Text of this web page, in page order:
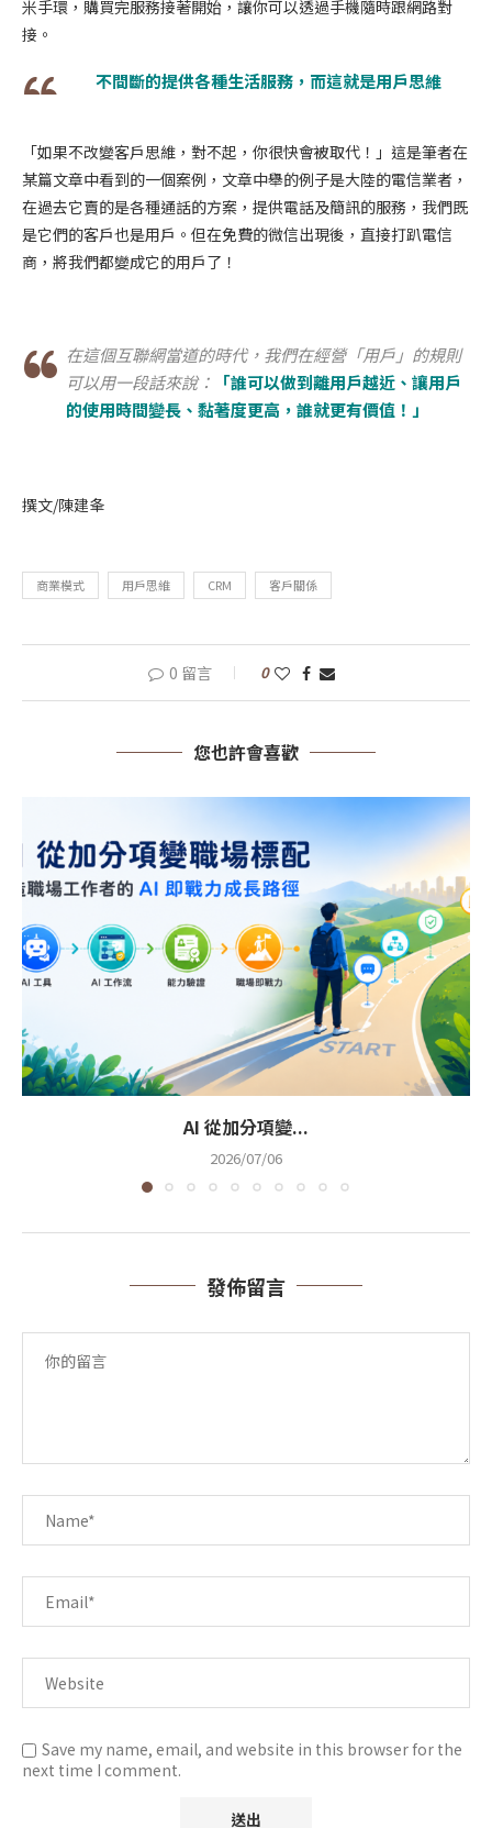
米手環，購買完服務接著開始，讓你可以透過手機隨時跟網路對
接。
不間斷的提供各種生活服務，而這就是用戶思維
「如果不改變客戶思維，對不起，你很快會被取代！」這是筆者在
某篇文章中看到的一個案例，文章中舉的例子是大陸的電信業者，
在過去它賣的是各種通話的方案，提供電話及簡訊的服務，我們既
是它們的客戶也是用戶。但在免費的微信出現後，直接打趴電信
商，將我們都變成它的用戶了！
在這個互聯網當道的時代，我們在經營「用戶」的規則
可以用一段話來說：
「誰可以做到離用戶越近、讓用戶
的使用時間變長、黏著度更高，誰就更有價值！」
撰文/陳建夆
商業模式 用戶思維 CRM 客戶關係
0 留言 0
您也許會喜歡
AI 從加分項變...
2026/07/06
發佈留言
Save my name, email, and website in this browser for the
next time I comment.